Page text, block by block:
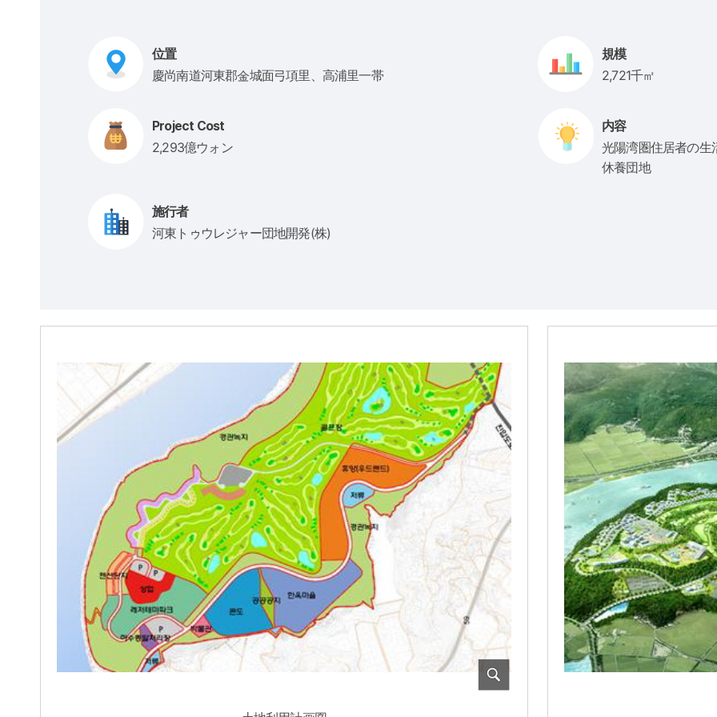
位置
慶尚南道河東郡金城面弓項里、高浦里一帯
規模
2,721千㎡
Project Cost
2,293億ウォン
内容
光陽湾圏住居者の生
休養団地
施行者
河東トゥウレジャー団地開発(株)